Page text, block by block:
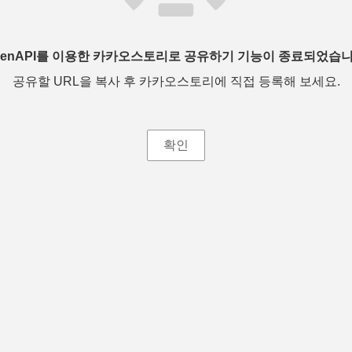
를 이용한 카카오스토리로 공유하기 기능이 종료되었습
공유할 URL을 복사 후 카카오스토리에 직접 등록해 보세요.
확인